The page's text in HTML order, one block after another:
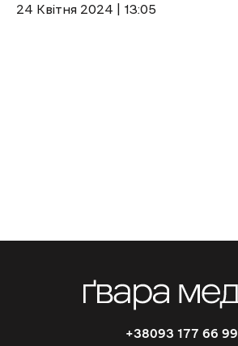
24 Квітня 2024 | 13:05
+38093 177 66 99